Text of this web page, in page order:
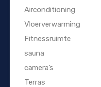
Airconditioning
Vloerverwarming
Fitnessruimte
sauna
camera’s
Terras